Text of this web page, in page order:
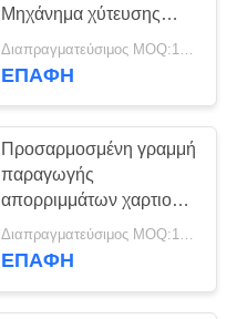
Μηχάνημα χύτευσης
χαρτοπολτού 2 χρόνια
εγγύηση
Διαπραγματεύσιμος MOQ:1 Σετ
ΕΠΑΦΉ
Προσαρμοσμένη γραμμή
παραγωγής
απορριμμάτων χαρτιού
για αυγά.
Διαπραγματεύσιμος MOQ:1 Σετ
ΕΠΑΦΉ